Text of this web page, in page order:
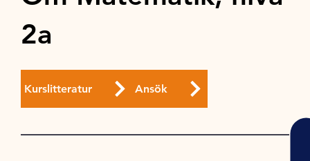
2a
Kurslitteratur Ansök